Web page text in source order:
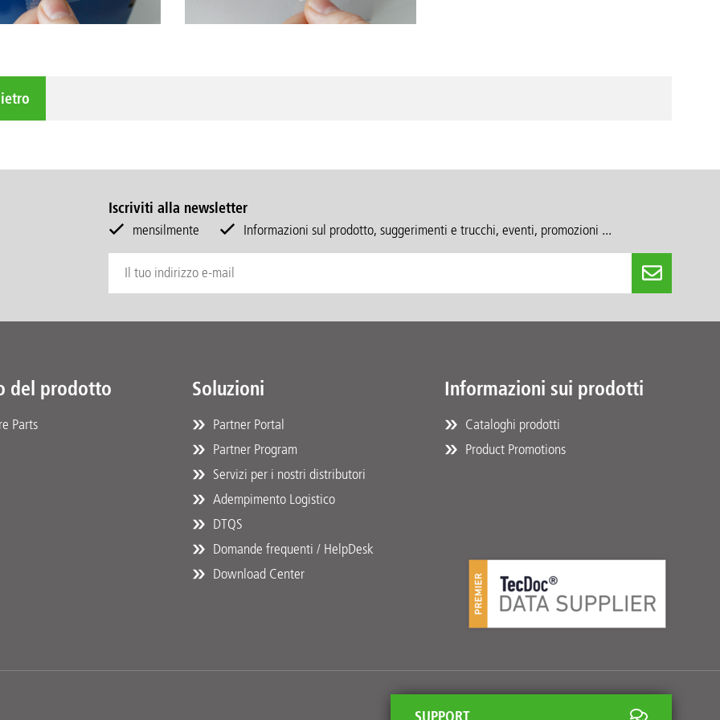
Iscriviti alla newsletter
mensilmente
Informazioni sul prodotto, suggerimenti e trucchi, eventi, promozioni ...
del prodotto
Parts
Soluzioni
Partner Portal
Partner Program
Servizi per i nostri distributori
Adempimento Logistico
DTQS
Domande frequenti / HelpDesk
Download Center
Informazioni sui prodotti
Cataloghi prodotti
Product Promotions
SUPPORT